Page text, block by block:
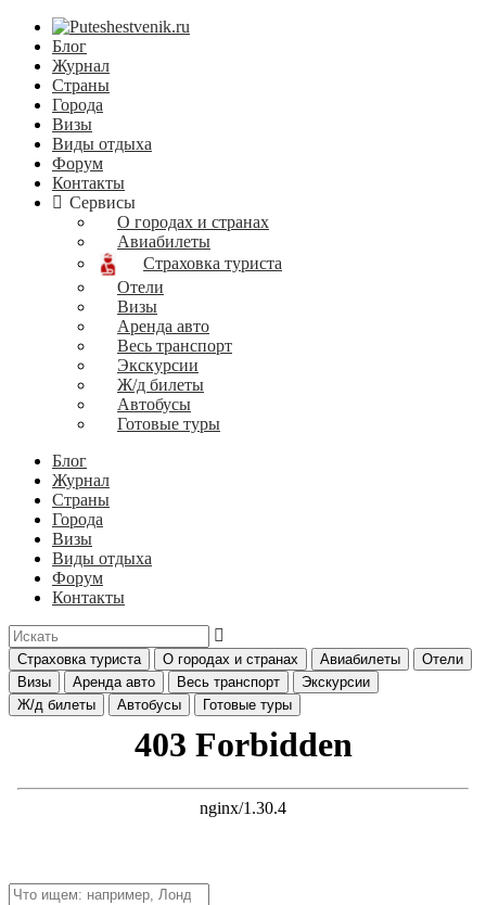
Блог
Журнал
Страны
Города
Визы
Виды отдыха
Форум
Контакты
Сервисы
О городах и странах
Авиабилеты
Страховка туриста
Отели
Визы
Аренда авто
Весь транспорт
Экскурсии
Ж/д билеты
Автобусы
Готовые туры
Блог
Журнал
Страны
Города
Визы
Виды отдыха
Форум
Контакты
Страховка туриста О городах и странах Авиабилеты
Отели
Визы
Аренда авто Весь транспорт
Экскурсии
Ж/д билеты
Автобусы Готовые туры